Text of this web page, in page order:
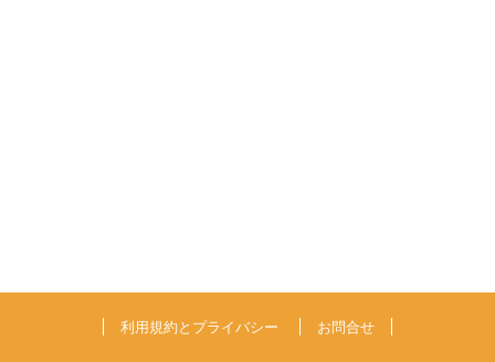
利用規約とプライバシー お問合せ